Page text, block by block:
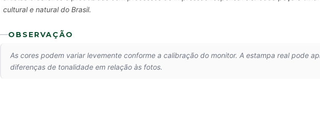
cultural e natural do Brasil.
OBSERVAÇÃO
As cores podem variar levemente conforme a calibração do monitor. A estampa real pode
diferenças de tonalidade em relação às fotos.